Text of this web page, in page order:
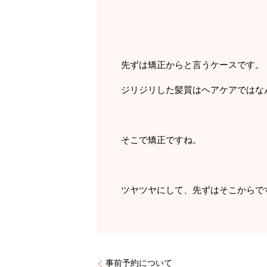
先ずは矯正からと言うケースです。
ジリジリした髪質はヘアケアではな
そこで矯正ですね。
ツヤツヤにして、先ずはそこからで
事前予約について